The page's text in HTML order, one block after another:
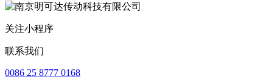
关注小程序
联系我们
0086 25 8777 0168